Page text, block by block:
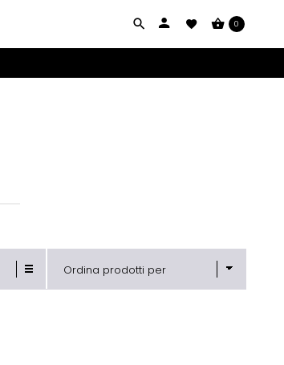
0
Ordina prodotti per